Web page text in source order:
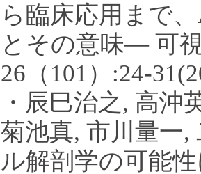
ら臨床応用まで
とその意味― 可
26（101）:24-
・辰巳治之, 高沖
菊池真, 市川量一,
ル解剖学の可能